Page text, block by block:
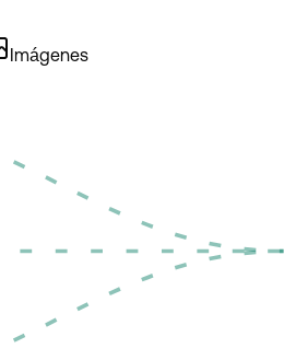
Imágenes